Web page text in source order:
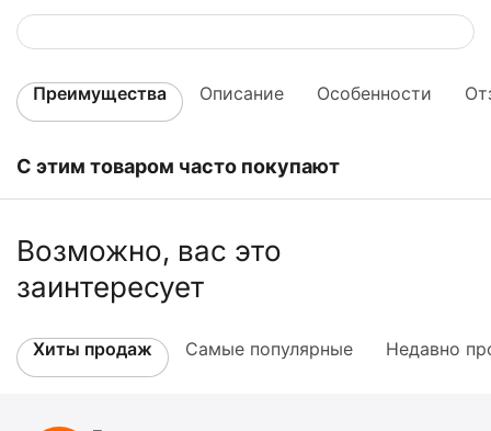
Преимущества Описание Особенности
С этим товаром часто покупают
Возможно, вас это
заинтересует
Хиты продаж Самые популярные Недавно